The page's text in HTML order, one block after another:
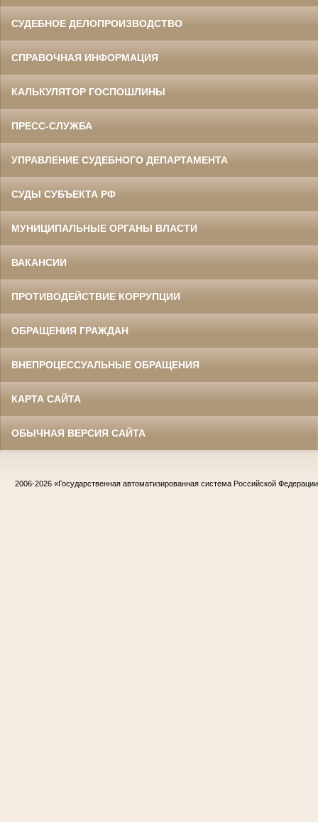
СУДЕБНОЕ ДЕЛОПРОИЗВОДСТВО
СПРАВОЧНАЯ ИНФОРМАЦИЯ
КАЛЬКУЛЯТОР ГОСПОШЛИНЫ
ПРЕСС-СЛУЖБА
УПРАВЛЕНИЕ СУДЕБНОГО ДЕПАРТАМЕНТА
СУДЫ СУБЪЕКТА РФ
МУНИЦИПАЛЬНЫЕ ОРГАНЫ ВЛАСТИ
ВАКАНСИИ
ПРОТИВОДЕЙСТВИЕ КОРРУПЦИИ
ОБРАЩЕНИЯ ГРАЖДАН
ВНЕПРОЦЕССУАЛЬНЫЕ ОБРАЩЕНИЯ
КАРТА САЙТА
ОБЫЧНАЯ ВЕРСИЯ САЙТА
2006-2026 «Государственная автоматизированная система Российской